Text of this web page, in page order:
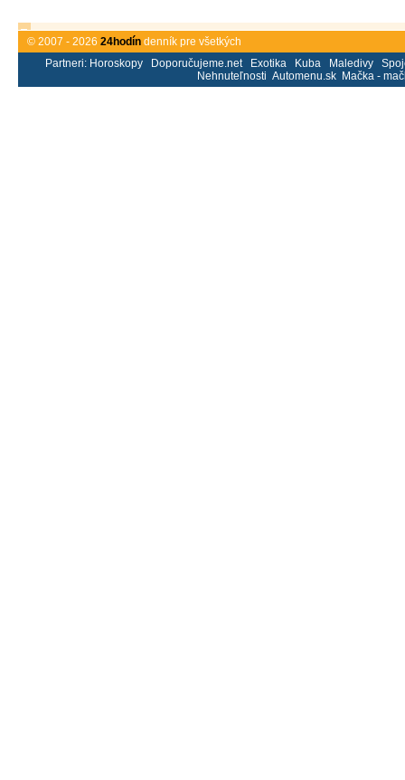
© 2007 - 2026 24hodín denník pre všetkých
Partneri: Horoskopy Doporučujeme.net Exotika Kuba Maledivy
Nehnuteľnosti Automenu.sk Mačka -